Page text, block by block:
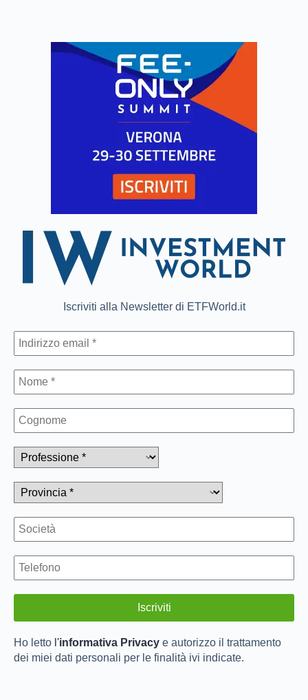
Iscriviti alla Newsletter di ETFWorld.it
Ho letto l'informativa Privacy e autorizzo il trattamento
dei miei dati personali per le finalità ivi indicate.